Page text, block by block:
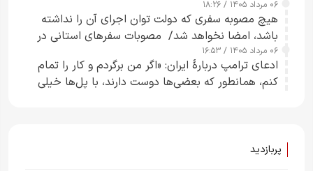
۰۶ مرداد ۱۴۰۵ / ۱۸:۲۶
هیچ مصوبه سفری که دولت توان اجرای آن را نداشته
باشد، امضا نخواهد شد/ مصوبات سفرهای استانی در
چارچوب قانون بودجه است+ عکس
۰۶ مرداد ۱۴۰۵ / ۱۶:۵۳
ادعای ترامپ دربارهٔ ایران: «اگر من برگردم و کار را تمام
کنم، همانطور که بعضی‌ها دوست دارند، با پل‌ها خیلی
پربازدید